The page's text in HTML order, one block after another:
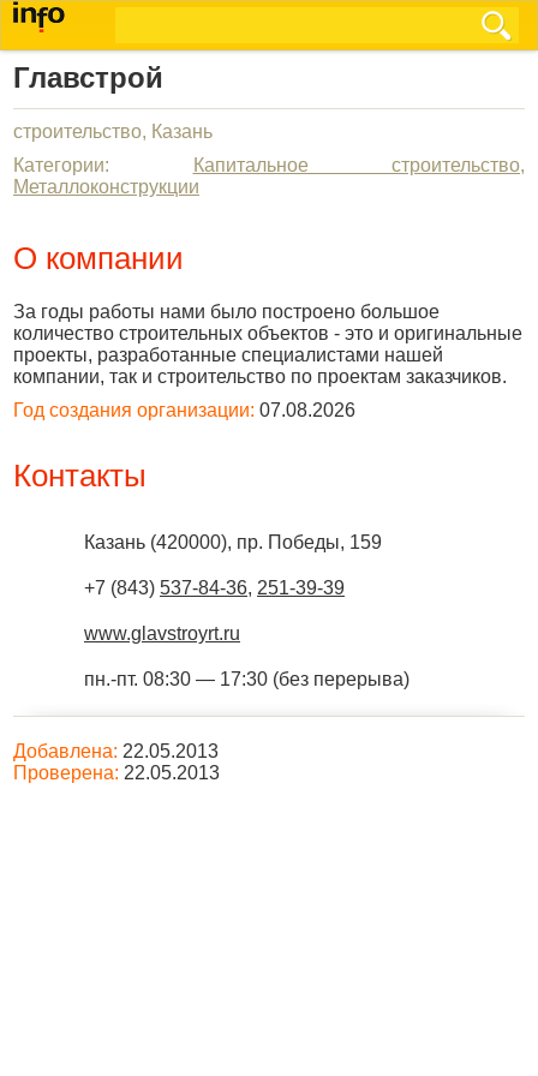
Главстрой
строительство, Казань
Категории:
Капитальное строительство,
Металлоконструкции
О компании
За годы работы нами было построено большое
количество строительных объектов - это и оригинальные
проекты, разработанные специалистами нашей
компании, так и строительство по проектам заказчиков.
Год создания организации: 07.08.2026
Контакты
Казань (420000), пр. Победы, 159
+7 (843) 537-84-36, 251-39-39
www.glavstroyrt.ru
пн.-пт. 08:30 — 17:30 (без перерыва)
Добавлена: 22.05.2013
Проверена: 22.05.2013